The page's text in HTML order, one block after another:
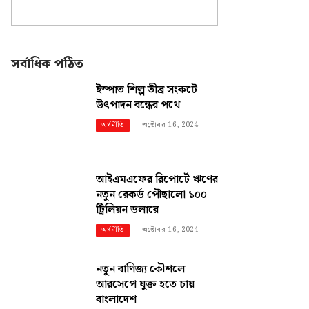
সর্বাধিক পঠিত
ইস্পাত শিল্প তীব্র সংকটে
উৎপাদন বন্ধের পথে
অর্থনীতি অক্টোবর 16, 2024
আইএমএফের রিপোর্টে ঋণের
নতুন রেকর্ড পৌছালো ১০০
ট্রিলিয়ন ডলারে
অর্থনীতি অক্টোবর 16, 2024
নতুন বাণিজ্য কৌশলে
আরসেপে যুক্ত হতে চায়
বাংলাদেশ